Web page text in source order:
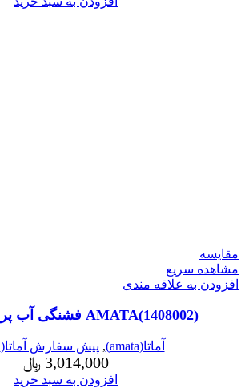
مقایسه
مشاهده سریع
افزودن به علاقه مندی
(1408002)AMATA فشنگی آب پراید(زیمنس)
آماتا(amata) , پیش سفارش آماتا(amata)
3,014,000 ﷼
افزودن به سبد خرید